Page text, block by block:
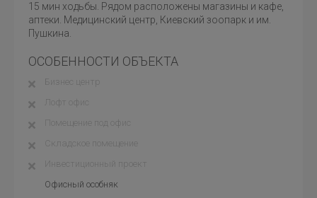
15 мин ходьбы. Рядом расположены магазины и кафе,
аптеки. Медицинский центр, Киевский зоопарк и им.
Пушкина.
ОСОБЕННОСТИ ОБЪЕКТА
Бизнес центр
Лофт офис
Помещение под офис
Складское помещение
Инвестиционный проект
Офисный особняк